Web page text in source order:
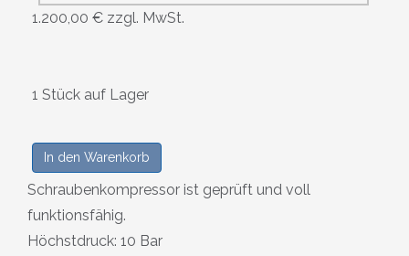
1.200,00 € zzgl. MwSt.
1 Stück auf Lager
In den Warenkorb
Schraubenkompressor ist geprüft und voll
funktionsfähig.
Höchstdruck: 10 Bar